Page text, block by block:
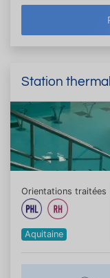
Station
Orientations traitées
Aquitaine